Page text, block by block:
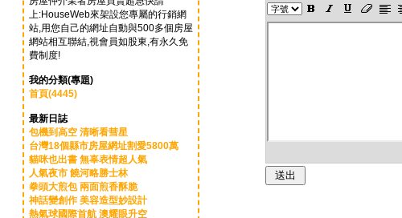
上:HouseWeb來架設您專屬的行銷網
站,用您自己的網址自動與500多個房屋
網站相互聯結,視會員如股東,有永久免
費制度!
我的分類(專題)
首頁(4445)
最新日誌
包機到高空 清晰看彗星
台灣18個縣市房屋網址割愛5800萬
貓咪也出書 無辜表情超人氣
人氣夜市 饒河略勝士林
拳頭大煎包 兩面煎香酥脆
神話變創作 美容造型妙設計
熱氣球國際首航 澳耀眼升空